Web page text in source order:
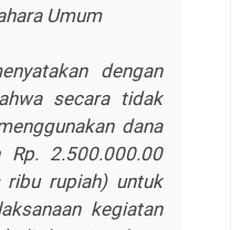
Umum
dengan
secara tidak
dana
Rp. 2.500.000.00
rupiah) untuk
kegiatan